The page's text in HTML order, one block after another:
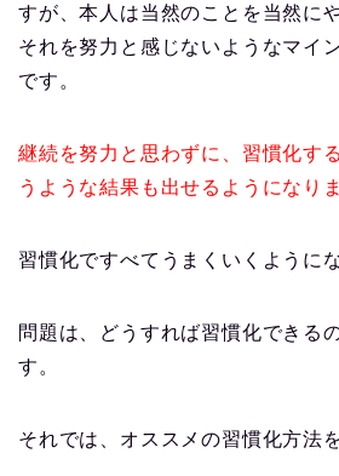
すが、本人は当然のことを当然に
それを努力と感じないようなマイ
です。
継続を努力と思わずに、習慣化す
うような結果も出せるようになり
習慣化ですべてうまくいくように
問題は、どうすれば習慣化できる
す。
それでは、オススメの習慣化方法